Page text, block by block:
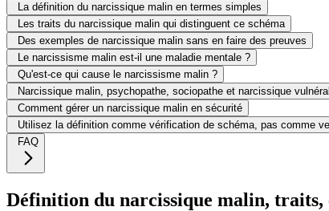
La définition du narcissique malin en termes simples
Les traits du narcissique malin qui distinguent ce schéma
Des exemples de narcissique malin sans en faire des preuves
Le narcissisme malin est-il une maladie mentale ?
Qu'est-ce qui cause le narcissisme malin ?
Narcissique malin, psychopathe, sociopathe et narcissique
Comment gérer un narcissique malin en sécurité
Utilisez la définition comme vérification de schéma, pas comme
FAQ
Définition du narcissique malin, traits,